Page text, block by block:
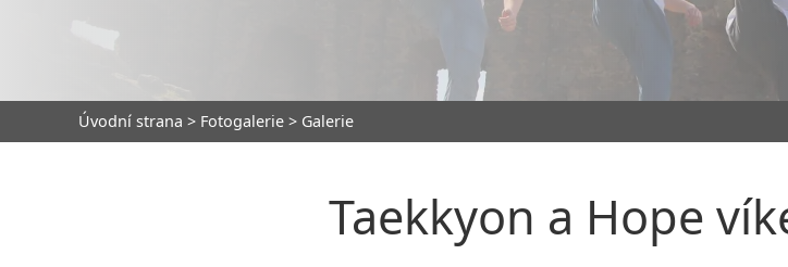
Úvodní strana > Fotogalerie > Galerie
Taekkyon a Hope